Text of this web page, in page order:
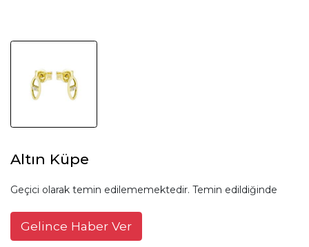
Altın Küpe
Geçici olarak temin edilememektedir. Temin edildiğinde
Gelince Haber Ver